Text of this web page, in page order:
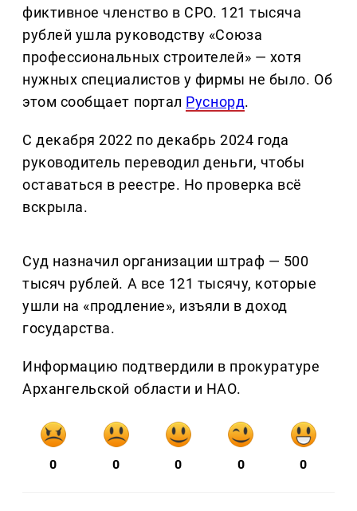
фиктивное членство в СРО. 121 тысяча
рублей ушла руководству «Союза
профессиональных строителей» — хотя
нужных специалистов у фирмы не было. Об
этом сообщает портал Руснорд.
С декабря 2022 по декабрь 2024 года
руководитель переводил деньги, чтобы
оставаться в реестре. Но проверка всё
вскрыла.
Суд назначил организации штраф — 500
тысяч рублей. А все 121 тысячу, которые
ушли на «продление», изъяли в доход
государства.
Информацию подтвердили в прокуратуре
Архангельской области и НАО.
0 0 0 0 0